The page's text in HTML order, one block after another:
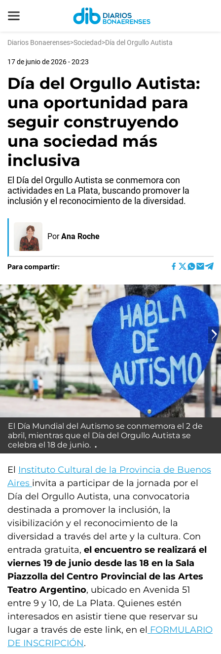
Diarios Bonaerenses>Sociedad>Día del Orgullo Autista
17 de junio de 2026 - 20:23
Día del Orgullo Autista:
una oportunidad para
seguir construyendo
una sociedad más
inclusiva
El Día del Orgullo Autista se conmemora con
actividades en La Plata, buscando promover la
inclusión y el reconocimiento de la diversidad.
Por Ana Roche
Para compartir:
El Día Mundial del Autismo se conmemora el 2 de
abril, mientras que el Día del Orgullo Autista se
celebra el 18 de junio.
El Instituto Cultural de la Provincia de Buenos
Aires invita a participar de la jornada por el
Día del Orgullo Autista, una convocatoria
destinada a promover la inclusión, la
visibilización y el reconocimiento de la
diversidad a través del arte y la cultura. Con
entrada gratuita, el encuentro se realizará el
viernes 19 de junio desde las 18 en la Sala
Piazzolla del Centro Provincial de las Artes
Teatro Argentino, ubicado en Avenida 51
entre 9 y 10, de La Plata. Quienes estén
interesados en asistir tiene que reservar su
lugar a través de este link, en el FORMULARIO
DE INSCRIPCIÓN.